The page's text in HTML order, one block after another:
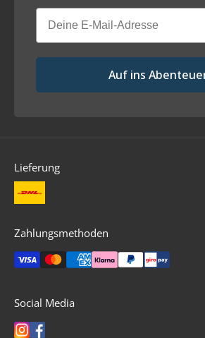
Email
Auf ins
Lieferung
Zahlungsmethoden
Social Media